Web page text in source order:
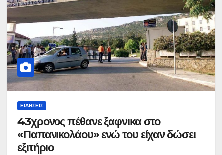
ΕΙΔΉΣΕΙΣ
43χρονος πέθανε ξαφνικα στο
«Παπανικολάου» ενώ του είχαν δώσει
εξιτήριο